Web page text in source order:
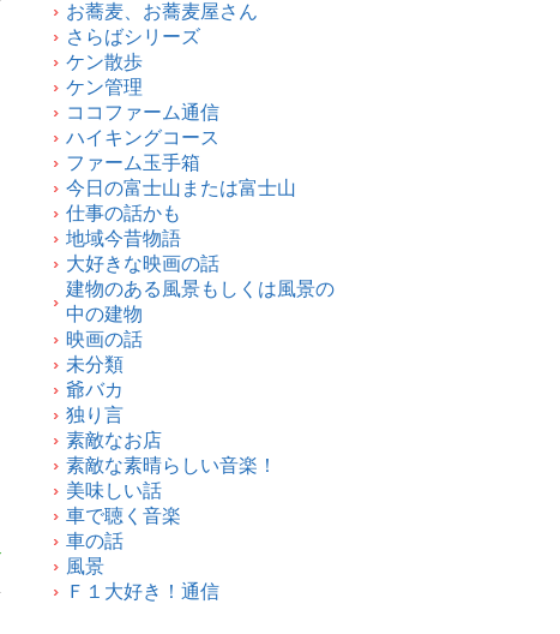
お蕎麦、お蕎麦屋さん
さらばシリーズ
ケン散歩
ケン管理
ココファーム通信
ハイキングコース
ファーム玉手箱
今日の富士山または富士山
仕事の話かも
地域今昔物語
大好きな映画の話
建物のある風景もしくは風景の
中の建物
映画の話
未分類
爺バカ
独り言
素敵なお店
素敵な素晴らしい音楽！
美味しい話
車で聴く音楽
車の話
風景
Ｆ１大好き！通信